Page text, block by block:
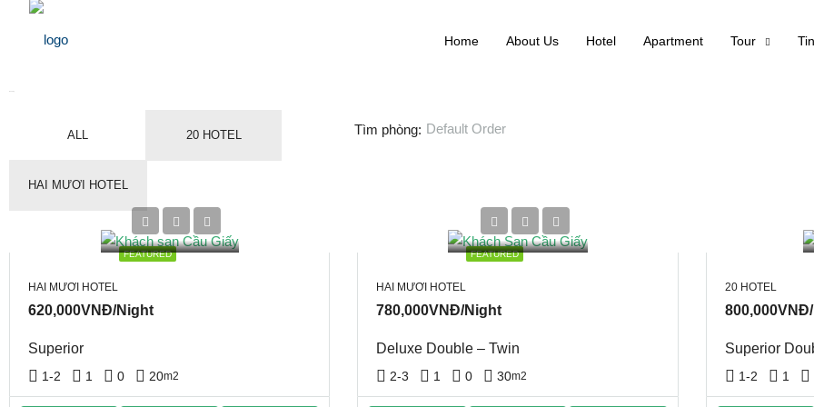
Home About Us Hotel Apartment Tour
ALL 20 HOTEL
HAI MƯƠI HOTEL
Tìm phòng: Default Order
FEATURED
HAI MƯƠI HOTEL
620,000VNĐ/Night
Superior
1-2 1 0 20m2
FEATURED
HAI MƯƠI HOTEL
780,000VNĐ/Night
Deluxe Double – Twin
2-3 1 0 30m2
20 HOTEL
Superior
1-2 1